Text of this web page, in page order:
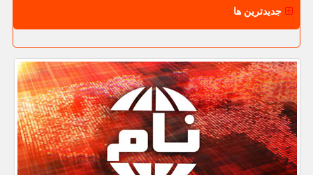
جدیدترین ها